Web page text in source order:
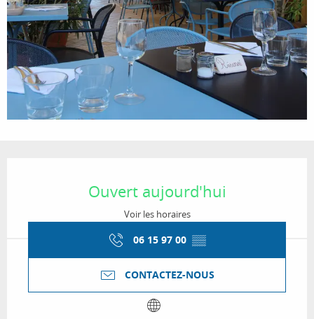
Ouvert aujourd'hui
Voir les horaires
06 15 97 00 ▒▒
CONTACTEZ-NOUS